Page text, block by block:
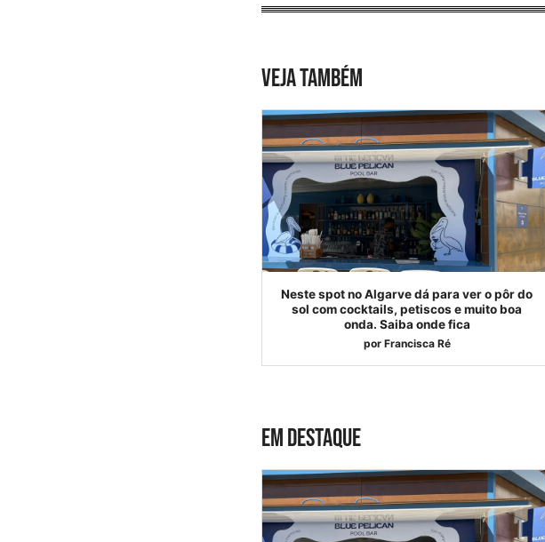
VEJA TAMBÉM
Neste spot no Algarve dá para ver o pôr do
sol com cocktails, petiscos e muito boa
onda. Saiba onde fica
por Francisca Ré
EM DESTAQUE